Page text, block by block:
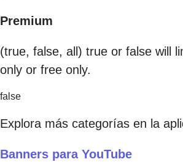
Premium
(true, false, all) true or false will
only or free only.
false
Explora más categorías en la
Banners para YouTube